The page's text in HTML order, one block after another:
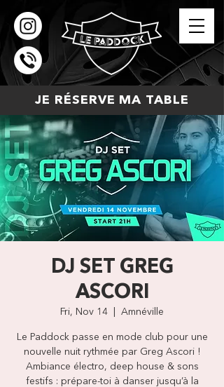
JE RÉSERVE MA TABLE
DJ SET GREG
ASCORI
Fri, Nov 14 Amnéville
Le Paddock passe en mode club pour une
nouvelle nuit rythmée par Greg Ascori !
Ambiance électro, deep house & sons
festifs : prépare-toi à danser jusqu’à la